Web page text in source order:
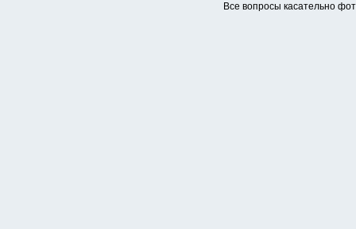
Все вопросы касательно